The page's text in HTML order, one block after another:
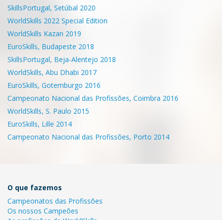
SkillsPortugal, Setúbal 2020
WorldSkills 2022 Special Edition
WorldSkills Kazan 2019
EuroSkills, Budapeste 2018
SkillsPortugal, Beja-Alentejo 2018
WorldSkills, Abu Dhabi 2017
EuroSkills, Gotemburgo 2016
Campeonato Nacional das Profissões, Coimbra 2016
WorldSkills, S. Paulo 2015
EuroSkills, Lille 2014
Campeonato Nacional das Profissões, Porto 2014
O que fazemos
Campeonatos das Profissões
Os nossos Campeões